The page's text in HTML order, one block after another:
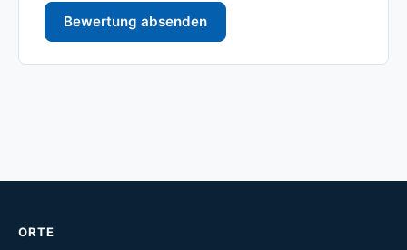
Bewertung absenden
ORTE